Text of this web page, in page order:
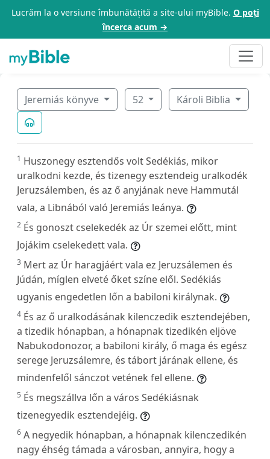
Lucrăm la o versiune îmbunătățită a site-ului myBible. O poți
încerca acum →
Jeremiás könyve 52 Károli Biblia
1 Huszonegy esztendős volt Sedékiás, mikor
uralkodni kezde, és tizenegy esztendeig uralkodék
Jeruzsálemben, és az ő anyjának neve Hammutál
vala, a Libnából való Jeremiás leánya.
2 És gonoszt cselekedék az Úr szemei előtt, mint
Jojákim cselekedett vala.
3 Mert az Úr haragjáért vala ez Jeruzsálemen és
Júdán, míglen elveté őket színe elől. Sedékiás
ugyanis engedetlen lőn a babiloni királynak.
4 És az ő uralkodásának kilenczedik esztendejében,
a tizedik hónapban, a hónapnak tizedikén eljöve
Nabukodonozor, a babiloni király, ő maga és egész
serege Jeruzsálemre, és tábort járának ellene, és
mindenfelől sánczot vetének fel ellene.
5 És megszállva lőn a város Sedékiásnak
tizenegyedik esztendejéig.
6 A negyedik hónapban, a hónapnak kilenczedikén
nagy éhség támada a városban, annyira, hogy a